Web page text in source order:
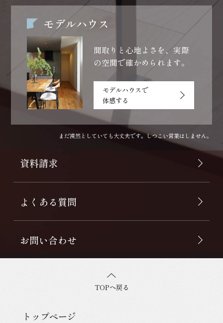
モデルハウス
間取りと心地よさを、 実際
の空間で確かめられます。
モデルハウスで
体感する
まだ漠然としていても大丈夫です。しつこい営業はしません。
資料請求
よくある質問
お問い合わせ
TOPへ戻る
トップページ